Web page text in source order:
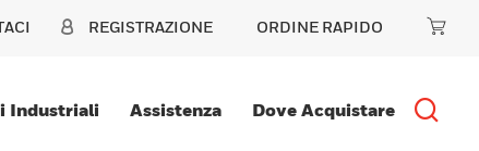
REGISTRAZIONE ORDINE RAPIDO
Industriali Assistenza Dove Acquistare